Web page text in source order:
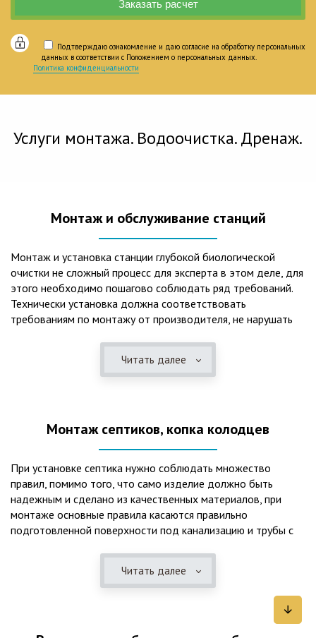
Подтверждаю ознакомление и даю согласие на обработку персональных
данных в соответствии с Положением о персональных данных.
Политика конфиденциальности
Услуги монтажа. Водоочистка. Дренаж.
Монтаж и обслуживание станций
Монтаж и установка станции глубокой биологической
очистки не сложный процесс для эксперта в этом деле, для
этого необходимо пошагово соблюдать ряд требований.
Технически установка должна соответствовать
требованиям по монтажу от производителя, не нарушать
представления о требованиях ПУЭ, ведь не качественный
монтаж может привезти не только к выходу из строя
вод – самый эффективный способ из всех существующих
оборудования вода может применяться для хозяйственных
нужд и полива огорода, а остатки ила при чистке могут
стать эффективным удобрением. Нет необходимости
тратить средства на ассенизаторскую машину. Системы
монтируются при минимуме земляных работ, без грязи и
заезда крупной техники, даже при очень высоком уровне
грунтовых вод. Служат до 50 и более лет при уникальной
необходимо удалять ил, самостоятельно или с помощью
Читать далее
Монтаж септиков, копка колодцев
При установке септика нужно соблюдать множество
правил, помимо того, что само изделие должно быть
надежным и сделано из качественных материалов, при
монтаже основные правила касаются правильно
подготовленной поверхности под канализацию и трубы с
Мы установим Вам емкости для фильтрации и отстаивания
сточных вод по технологиям, не приводящим к загрязнению
Читать далее